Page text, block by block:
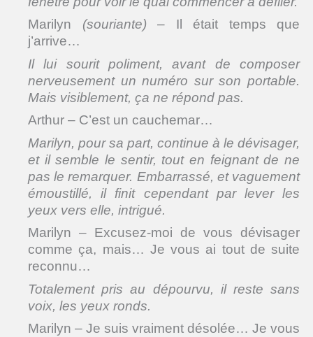
Marilyn (souriante) – Il était temps que
j’arrive…
Il lui sourit poliment, avant de composer
nerveusement un numéro sur son portable.
Mais visiblement, ça ne répond pas.
Arthur – C’est un cauchemar…
Marilyn, pour sa part, continue à le dévisager,
et il semble le sentir, tout en feignant de ne
pas le remarquer. Embarrassé, et vaguement
émoustillé, il finit cependant par lever les
yeux vers elle, intrigué.
Marilyn – Excusez-moi de vous dévisager
comme ça, mais… Je vous ai tout de suite
reconnu…
Totalement pris au dépourvu, il reste sans
voix, les yeux ronds.
Marilyn – Je suis vraiment désolée… Je vous